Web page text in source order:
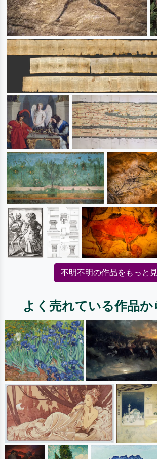
不明不明の作品をもっと
よく売れている作品か